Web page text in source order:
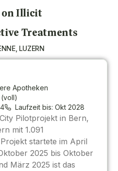
on Illicit
Treatments
LUZERN
Apotheken
(voll)
Laufzeit bis: Okt 2028
Pilotprojekt in Bern,
mit 1.091
startete im April
2025 bis Oktober
März 2025 ist das